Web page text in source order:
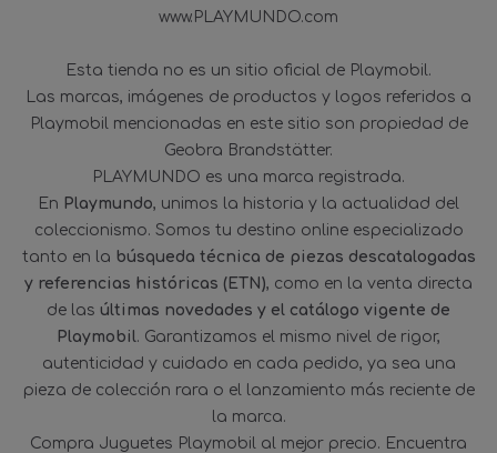
www.PLAYMUNDO.com
Esta tienda no es un sitio oficial de Playmobil.
Las marcas, imágenes de productos y logos referidos a
Playmobil mencionadas en este sitio son propiedad de
Geobra Brandstätter.
PLAYMUNDO es una marca registrada.
En Playmundo, unimos la historia y la actualidad del
coleccionismo. Somos tu destino online especializado
tanto en la búsqueda técnica de piezas descatalogadas
y referencias históricas (ETN), como en la venta directa
de las últimas novedades y el catálogo vigente de
Playmobil. Garantizamos el mismo nivel de rigor,
autenticidad y cuidado en cada pedido, ya sea una
pieza de colección rara o el lanzamiento más reciente de
la marca.
Compra Juguetes Playmobil al mejor precio. Encuentra